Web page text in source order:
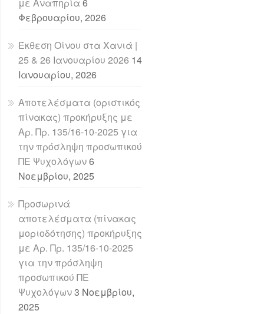
Φεβρουαρίου, 2026
Έκθεση Οίνου στα Χανιά |
25 & 26 Ιανουαρίου 2026 14
Ιανουαρίου, 2026
Αποτελέσματα (οριστικός
πίνακας) προκήρυξης με
Αρ. Πρ. 135/16-10-2025 για
την πρόσληψη προσωπικού
ΠΕ Ψυχολόγων6
Νοεμβρίου, 2025
Προσωρινά
αποτελέσματα (πίνακας
μοριοδότησης) προκήρυξης
με Αρ. Πρ. 135/16-10-2025
για την πρόσληψη
προσωπικού ΠΕ
Ψυχολόγων3 Νοεμβρίου,
2025